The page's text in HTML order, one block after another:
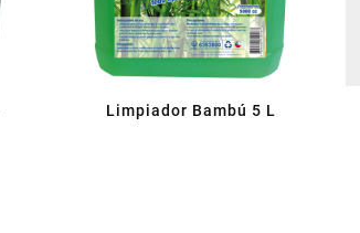
Limpiador Bambú 5 L